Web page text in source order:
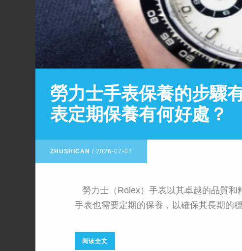
勞力士手表保養的步驟
表定期保養有何好處？
ZHUSHICAN / 2026-07-07
勞力士（Rolex）手表以其卓越的品質和
手表也需要定期的保養，以確保其長期的
阅读全文